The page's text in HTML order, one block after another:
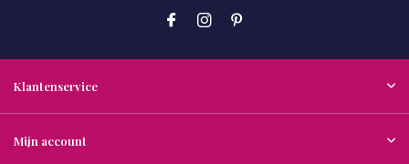
Klantenservice
Mijn account